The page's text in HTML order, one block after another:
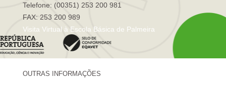
Telefone: (00351) 253 200 981
FAX: 253 200 989
Visita Virtual à Escola Básica de Palmeira
OUTRAS INFORMAÇÕES